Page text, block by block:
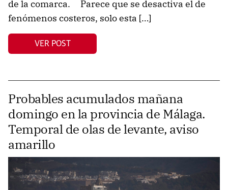
de la comarca. Parece que se desactiva el de
fenómenos costeros, solo esta […]
VER POST
Probables acumulados mañana
domingo en la provincia de Málaga.
Temporal de olas de levante, aviso
amarillo